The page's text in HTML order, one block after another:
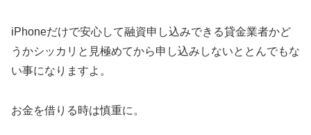
iPhoneだけで安心して融資申し込みできる貸金業者かど
うかシッカリと見極めてから申し込みしないととんでもな
い事になりますよ。
お金を借りる時は慎重に。